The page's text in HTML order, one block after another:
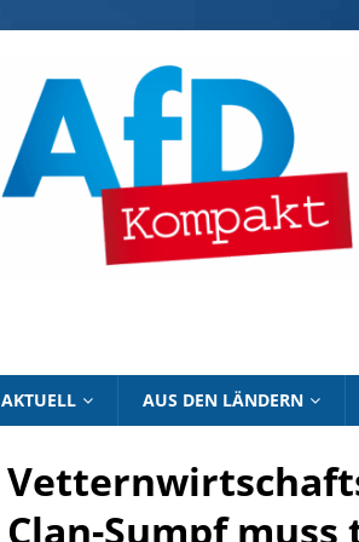
AKTUELL AUS DEN LÄNDERN
Clan-Sumpf